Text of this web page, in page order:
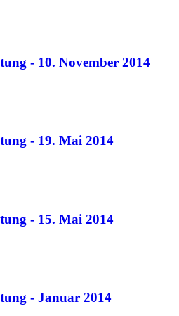
- 10. November 2014
- 19. Mai 2014
- 15. Mai 2014
- Januar 2014